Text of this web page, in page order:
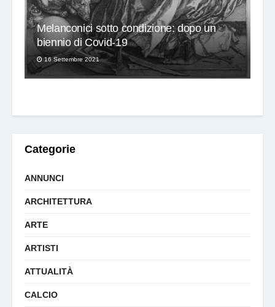
Melanconici sotto condizione: dopo un
biennio di Covid-19
16 Settembre 2021
Categorie
ANNUNCI
ARCHITETTURA
ARTE
ARTISTI
ATTUALITÀ
CALCIO